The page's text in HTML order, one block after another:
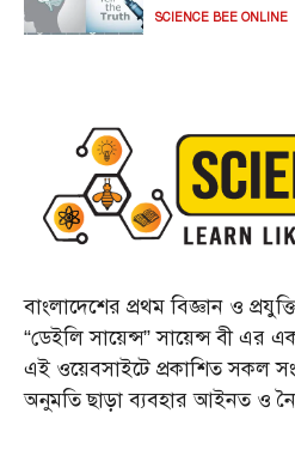
SCIENCE BEE ONLINE
বাংলাদেশের প্রথম বিজ্ঞান ও
“ডেইলি সায়েন্স” সায়েন্স বী এর
এই ওয়েবসাইটে প্রকাশিত সকল
অনুমতি ছাড়া ব্যবহার আইনত ও